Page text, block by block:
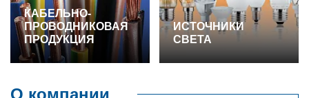
КАБЕЛЬНО-
ПРОВОДНИКОВАЯ
ПРОДУКЦИЯ
ИСТОЧНИКИ
СВЕТА